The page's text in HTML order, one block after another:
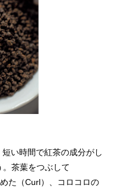
い時間で紅茶の成分がし
茶葉をつぶして
た（Curl）、コロコロの